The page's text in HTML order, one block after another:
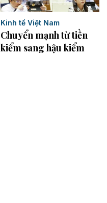
Kinh tế Việt Nam
Chuyển mạnh từ tiền
kiểm sang hậu kiểm